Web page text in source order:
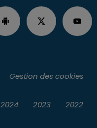
Gestion des cookies
2024 2023 2022